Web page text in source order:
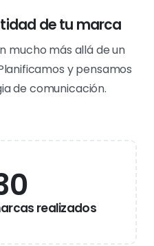
de tu marca
mucho más allá de un
y pensamos
de comunicación.
realizados